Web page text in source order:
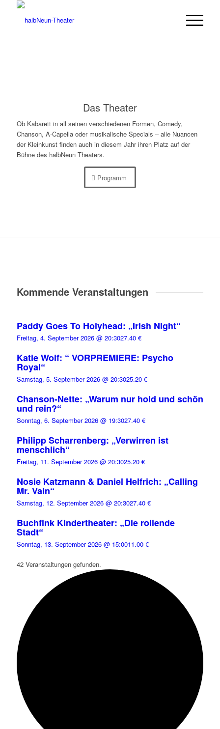
Das Theater
Ob Kabarett in all seinen verschiedenen Formen, Comedy,
Chanson, A-Capella oder musikalische Specials – alle Nuancen
der Kleinkunst finden auch in diesem Jahr ihren Platz auf der
Bühne des halbNeun Theaters.
Programm
Kommende Veranstaltungen
Paddy Goes To Holyhead: „Irish Night“
Freitag, 4. September 2026 @ 20:3027.40 €
Katie Wolf: “ VORPREMIERE: Psycho
Royal“
Samstag, 5. September 2026 @ 20:3025.20 €
Chanson-Nette: „Warum nur hold und schön
und rein?“
Sonntag, 6. September 2026 @ 19:3027.40 €
Philipp Scharrenberg: „Verwirren ist
menschlich“
Freitag, 11. September 2026 @ 20:3025.20 €
Nosie Katzmann & Daniel Helfrich: „Calling
Mr. Vain“
Samstag, 12. September 2026 @ 20:3027.40 €
Buchfink Kindertheater: „Die rollende
Stadt“
Sonntag, 13. September 2026 @ 15:0011.00 €
42 Veranstaltungen gefunden.